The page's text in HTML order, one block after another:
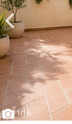
1/16